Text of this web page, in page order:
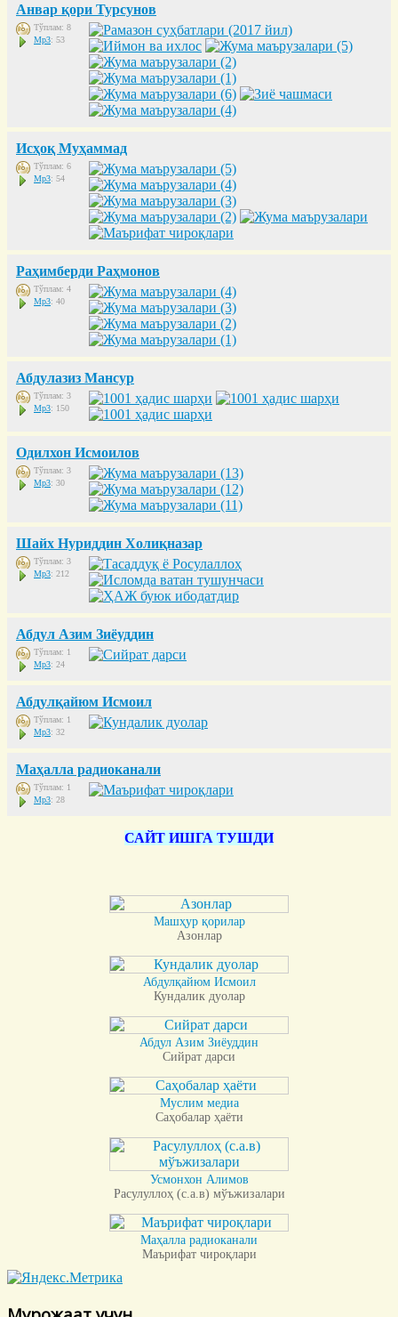
Анвар қори Турсунов
Тўплам: 8
Mp3: 53
Исҳоқ Муҳаммад
Тўплам: 6
Mp3: 54
Раҳимберди Раҳмонов
Тўплам: 4
Mp3: 40
Абдулазиз Мансур
Тўплам: 3
Mp3: 150
Одилхон Исмоилов
Тўплам: 3
Mp3: 30
Шайх Нуриддин Холиқназар
Тўплам: 3
Mp3: 212
Абдул Азим Зиёуддин
Тўплам: 1
Mp3: 24
Абдулқайюм Исмоил
Тўплам: 1
Mp3: 32
Маҳалла радиоканали
Тўплам: 1
Mp3: 28
САЙТ ИШГА ТУШДИ
Машҳур қорилар
Азонлар
Абдулқайюм Исмоил
Кундалик дуолар
Абдул Азим Зиёуддин
Сийрат дарси
Муслим медиа
Саҳобалар ҳаёти
Усмонхон Алимов
Расулуллоҳ (с.а.в) мўъжизалари
Маҳалла радиоканали
Маърифат чироқлари